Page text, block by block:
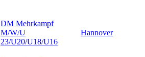
DM Mehrkampf
M/W/U
23/U20/U18/U16
Hannover